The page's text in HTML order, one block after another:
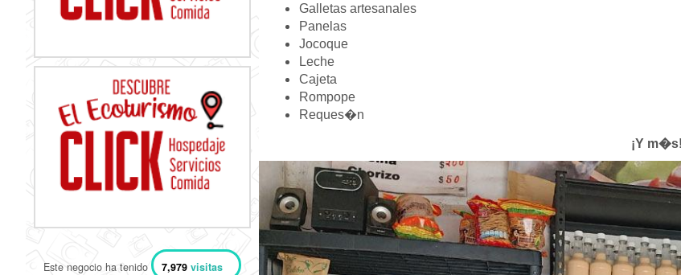
Este negocio ha tenido 7,979 visitas
Galletas artesanales
Panelas
Jocoque
Leche
Cajeta
Rompope
Reques�n
¡Y m�s!